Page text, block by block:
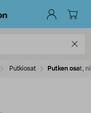
Putkiosat Putken osat,